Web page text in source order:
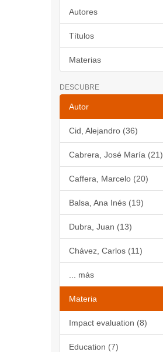
Autores
Títulos
Materias
DESCUBRE
Autor
Cid, Alejandro (36)
Cabrera, José María (21)
Caffera, Marcelo (20)
Balsa, Ana Inés (19)
Dubra, Juan (13)
Chávez, Carlos (11)
... más
Materia
Impact evaluation (8)
Education (7)